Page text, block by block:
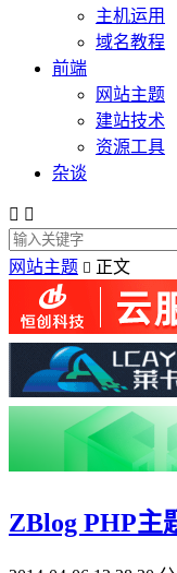
主机运用
域名教程
前端
网站主题
建站技术
资源工具
杂谈
 
网站主题  正文
ZBlog PHP主